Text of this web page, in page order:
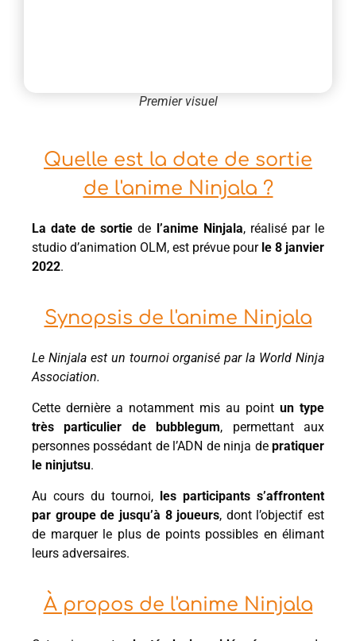
Premier visuel
Quelle est la date de sortie
de l'anime Ninjala ?
La date de sortie de l’anime Ninjala, réalisé par le
studio d’animation OLM, est prévue pour le 8 janvier
2022.
Synopsis de l'anime Ninjala
Le Ninjala est un tournoi organisé par la World Ninja
Association.
Cette dernière a notamment mis au point un type
très particulier de bubblegum, permettant aux
personnes possédant de l’ADN de ninja de pratiquer
le ninjutsu.
Au cours du tournoi, les participants s’affrontent
par groupe de jusqu’à 8 joueurs, dont l’objectif est
de marquer le plus de points possibles en élimant
leurs adversaires.
À propos de l'anime Ninjala